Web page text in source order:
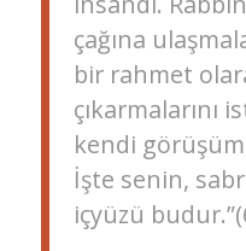
çağına
bir rahmet
çıkarmalarını
kendi
İşte senin,
içyüzü